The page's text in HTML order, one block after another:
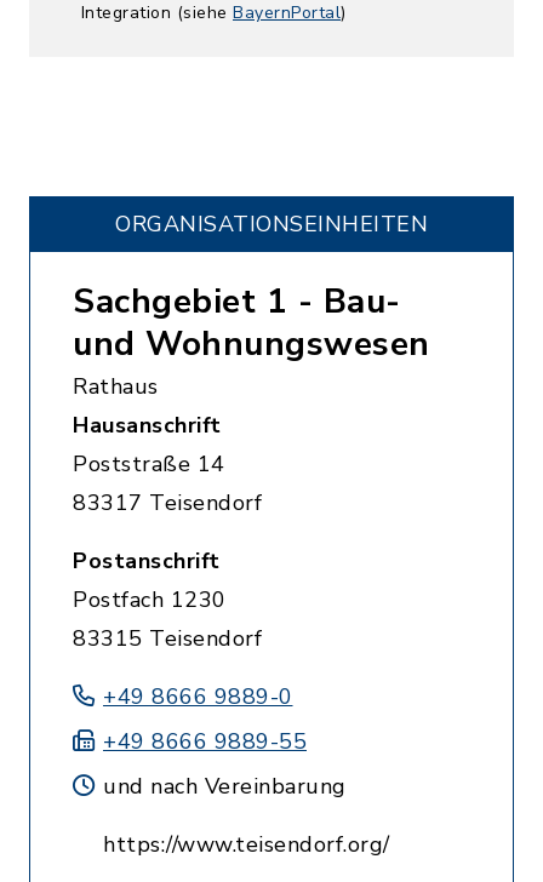
Integration (siehe BayernPortal)
ORGANISATIONS­EINHEITEN
Sachgebiet 1 - Bau-
und Wohnungswesen
Rathaus
Hausanschrift
Poststraße 14
83317 Teisendorf
Postanschrift
Postfach 1230
83315 Teisendorf
+49 8666 9889-0
+49 8666 9889-55
und nach Vereinbarung
https://www.teisendorf.org/